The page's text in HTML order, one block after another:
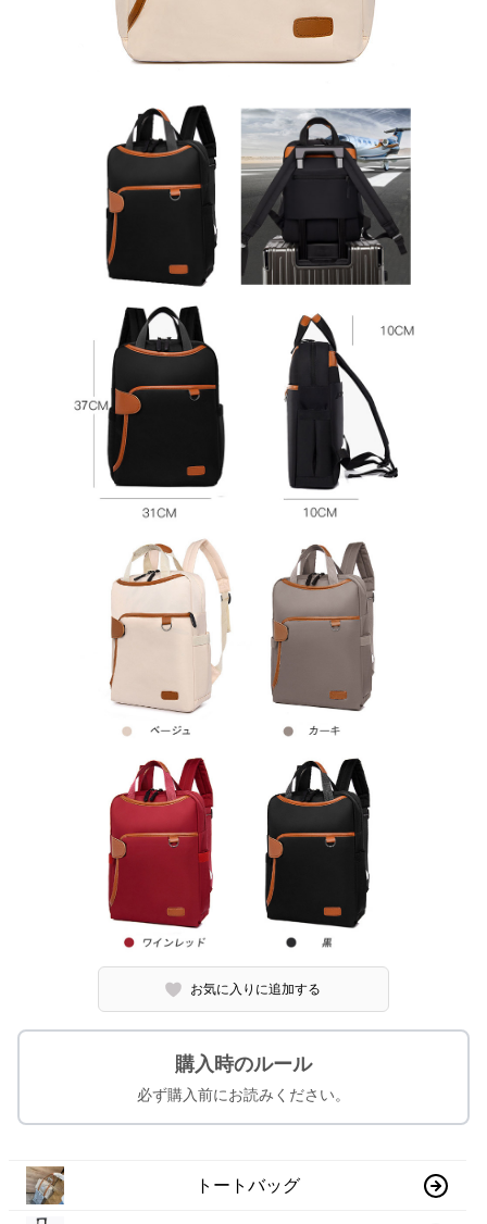
お気に入りに追加する
購入時のルール
必ず購入前にお読みください。
トートバッグ